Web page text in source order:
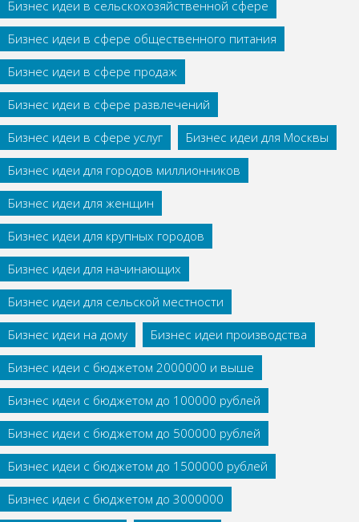
Бизнес идеи в сельскохозяйственной сфере
Бизнес идеи в сфере общественного питания
Бизнес идеи в сфере продаж
Бизнес идеи в сфере развлечений
Бизнес идеи в сфере услуг
Бизнес идеи для Москвы
Бизнес идеи для городов миллионников
Бизнес идеи для женщин
Бизнес идеи для крупных городов
Бизнес идеи для начинающих
Бизнес идеи для сельской местности
Бизнес идеи на дому
Бизнес идеи производства
Бизнес идеи с бюджетом 2000000 и выше
Бизнес идеи с бюджетом до 100000 рублей
Бизнес идеи с бюджетом до 500000 рублей
Бизнес идеи с бюджетом до 1500000 рублей
Бизнес идеи с бюджетом до 3000000